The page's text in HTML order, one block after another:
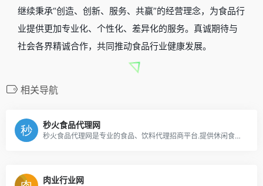
继续秉承“创造、创新、服务、共赢”的经营理念，为食品行
业提供更加专业化、个性化、差异化的服务。真诚期待与
社会各界精诚合作，共同推动食品行业健康发展。
相关导航
秒火食品代理网
秒火食品代理网是专业的食品、饮料代理招商平台.提供休闲食品、饮料饮品,粮油调味品等快消品招商/代理信息;同时平台为行业人士提供行业资讯,糖酒展会等资讯信息.秒火食品代理网,代理招商两头帮!
肉业行业网